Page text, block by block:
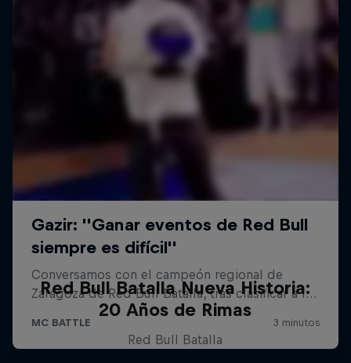
Red Bull Batalla Nueva Historia:
20 Años de Rimas
Red Bull Batalla